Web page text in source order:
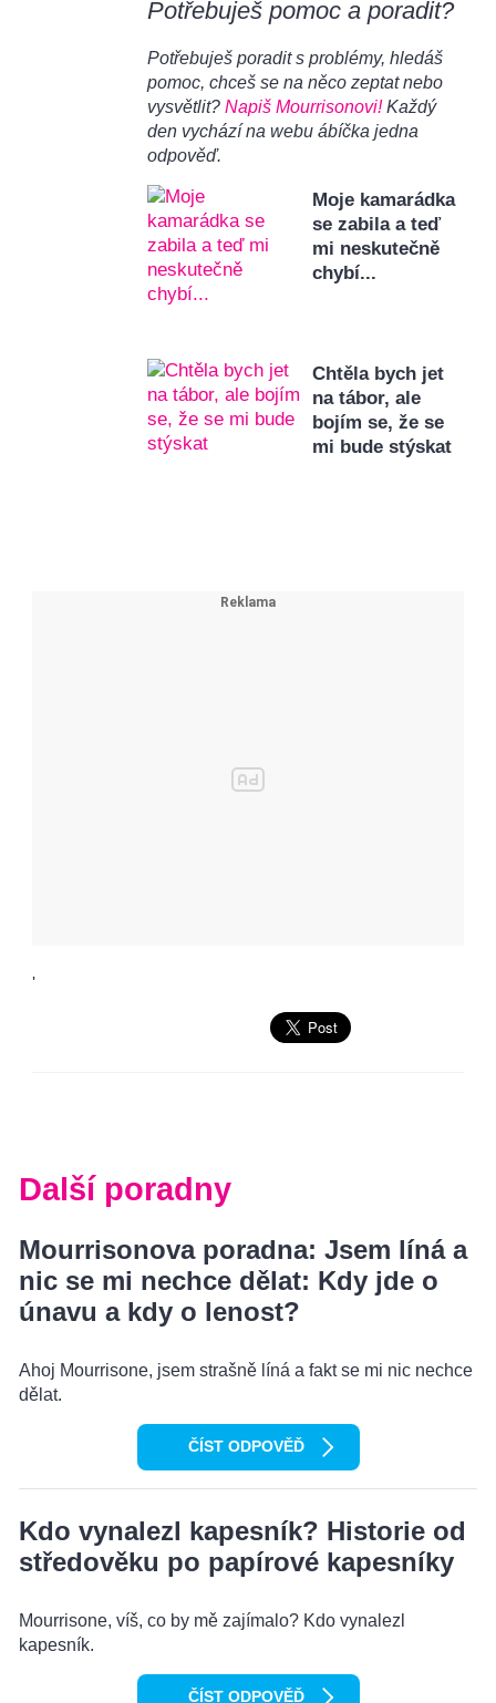
Potřebuješ pomoc a poradit?
Potřebuješ poradit s problémy, hledáš
pomoc, chceš se na něco zeptat nebo
vysvětlit? Napiš Mourrisonovi!Každý
den vychází na webu ábíčka jedna
odpověď.
Moje kamarádka
se zabila a teď
mi neskutečně
chybí...
Chtěla bych jet
na tábor, ale
bojím se, že se
mi bude stýskat
'
Další poradny
Mourrisonova poradna: Jsem líná a
nic se mi nechce dělat: Kdy jde o
únavu a kdy o lenost?
Ahoj Mourrisone, jsem strašně líná a fakt se mi nic nechce
dělat.
ČÍST ODPOVĚĎ
Kdo vynalezl kapesník? Historie od
středověku po papírové kapesníky
Mourrisone, víš, co by mě zajímalo? Kdo vynalezl
kapesník.
ČÍST ODPOVĚĎ